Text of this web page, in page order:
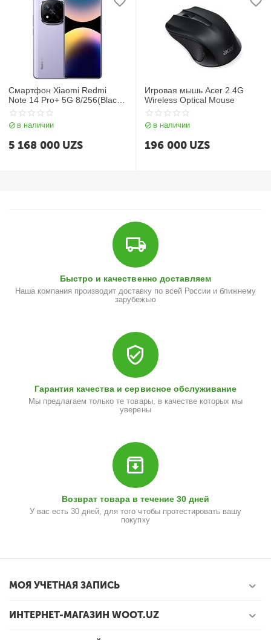
Смартфон Xiaomi Redmi
Note 14 Pro+ 5G 8/256(Black
Blue Purple)
в наличии
5 168 000 UZS
Игровая мышь Acer 2.4G
Wireless Optical Mouse
в наличии
196 000 UZS
Быстро и качественно доставляем
Наша компания производит доставку по всей России и ближнему
зарубежью
Гарантия качества и сервисное обслуживание
Мы предлагаем только те товары, в качестве которых мы
уверены
Возврат товара в течение 30 дней
У вас есть 30 дней, для того чтобы протестировать вашу
покупку
МОЯ УЧЕТНАЯ ЗАПИСЬ
ИНТЕРНЕТ-МАГАЗИН WOOT.UZ